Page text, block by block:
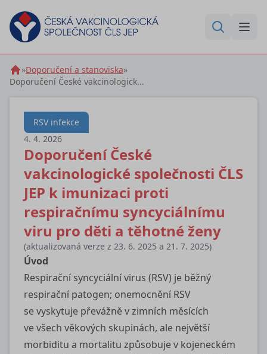
»Doporučení a stanoviska»
Doporučení České vakcinologick...
4. 4. 2026
Doporučení České
vakcinologické společnosti ČLS
JEP k imunizaci proti
respiračnímu syncyciálnímu
viru pro děti a těhotné ženy
RSV infekce
(aktualizovaná verze z 23. 6. 2025 a 21. 7. 2025)
Úvod
Respirační syncyciální virus (RSV) je běžný
respirační patogen; onemocnění RSV
se vyskytuje převážně v zimních měsících
ve všech věkových skupinách, ale největší
morbiditu a mortalitu způsobuje v kojeneckém